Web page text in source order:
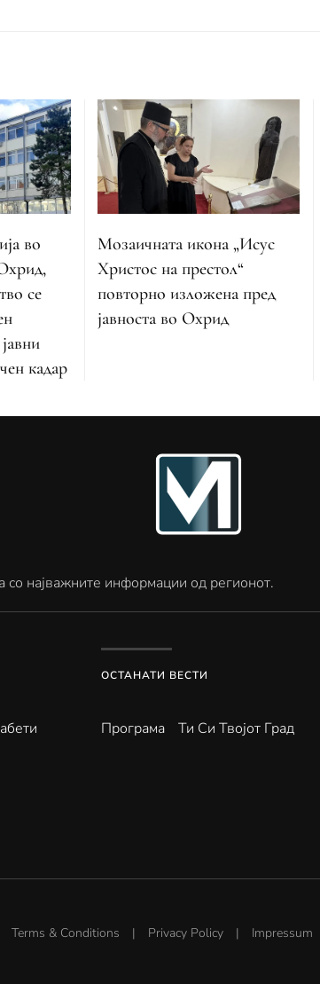
во
се
кадар
Мозаичната икона „Исус
Христос на престол“
повторно изложена пред
јавноста во Охрид
најважните информации од регионот.
ОСТАНАТИ ВЕСТИ
Програма Ти Си Твојот Град
Terms & Conditions | Privacy Policy| Impressum